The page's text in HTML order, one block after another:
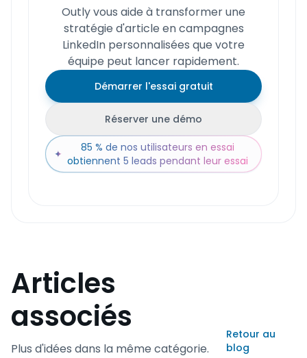
Outly vous aide à transformer une
stratégie d'article en campagnes
LinkedIn personnalisées que votre
équipe peut lancer rapidement.
Démarrer l'essai gratuit
Réserver une démo
✦
85 % de nos utilisateurs en essai
obtiennent 5 leads pendant leur essai
Articles
associés
Plus d'idées dans la même catégorie.
Retour au
blog